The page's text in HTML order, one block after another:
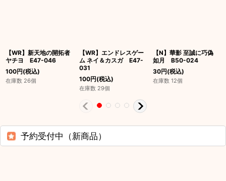
【WR】新天地の開拓者
ヤチヨ E47-046
100円(税込)
在庫数 26個
【WR】エンドレスゲー
ム ネイ＆カスガ E47-
031
100円(税込)
在庫数 29個
【N】華影 至誠に巧偽
如月 B50-024
30円(税込)
在庫数 12個
予約受付中（新商品）